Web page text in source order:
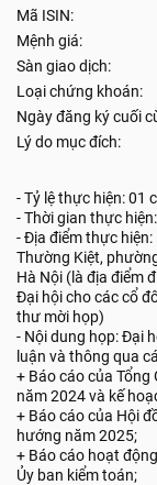
Mã ISIN:
Mệnh giá:
Sàn giao dịch:
Loại chứng khoán:
Ngày đăng ký cuối
Lý do mục đích:
- Tỷ lệ thực hiện: 01
- Thời gian thực
- Địa điểm thực
Thường Kiệt,
Hà Nội (là địa điểm
Đại hội cho các cổ
thư mời họp)
- Nội dung họp: Đại
luận và thông qua
+ Báo cáo của
năm 2024 và kế
+ Báo cáo của Hội
hướng năm 2025;
+ Báo cáo hoạt
Ủy ban kiểm toán;